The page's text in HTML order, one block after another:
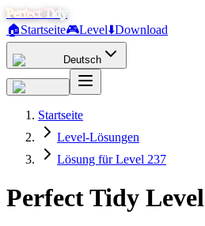
Perfect Tidy
🏠Startseite🎮Level⬇️Download
Deutsch
Startseite
Level-Lösungen
Lösung für Level 237
Perfect Tidy Level